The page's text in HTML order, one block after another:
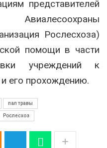
представителей
Рослесхоза)
помощи в части
учреждений к
его прохождению.
пал травы
Рослесхоз